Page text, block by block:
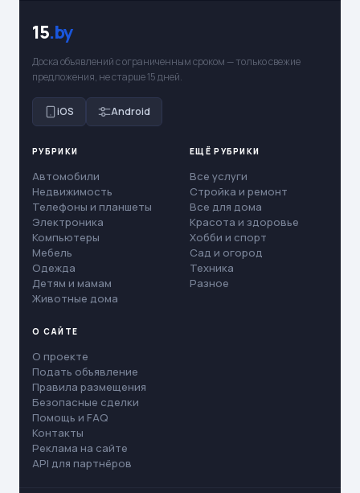
15.by
Доска объявлений с ограниченным сроком — только свежие
предложения, не старше 15 дней.
iOS Android
РУБРИКИ
Автомобили
Недвижимость
Телефоны и планшеты
Электроника
Компьютеры
Мебель
Одежда
Детям и мамам
Животные дома
ЕЩЁ РУБРИКИ
Все услуги
Стройка и ремонт
Все для дома
Красота и здоровье
Хобби и спорт
Сад и огород
Техника
Разное
О САЙТЕ
О проекте
Подать объявление
Правила размещения
Безопасные сделки
Помощь и FAQ
Контакты
Реклама на сайте
API для партнёров